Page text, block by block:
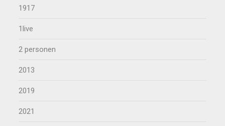
1917
1live
2 personen
2013
2019
2021